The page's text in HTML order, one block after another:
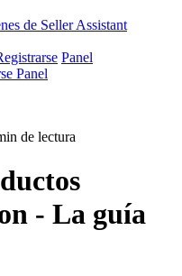
de Seller Assistant
Panel
Panel
de lectura
- La guía